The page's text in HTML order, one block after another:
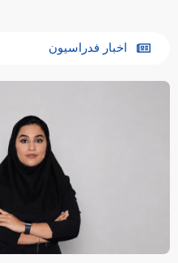
اخبار فدراسیون